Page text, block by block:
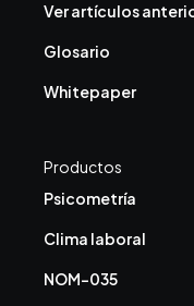
Ver artículos
Glosario
Whitepaper
Productos
Psicometría
Clima laboral
NOM-035